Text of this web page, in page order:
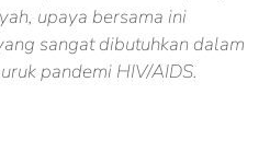
upaya bersama ini
sangat dibutuhkan dalam
pandemi HIV/AIDS.